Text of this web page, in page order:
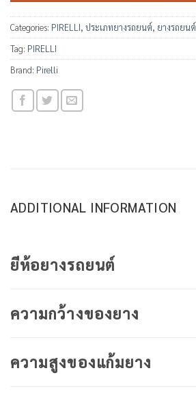
Categories: PIRELLI, ประเภทยางรถยนต์, ยางรถยนต์
Tag: PIRELLI
Brand: Pirelli
ADDITIONAL INFORMATION
ยีห้อยางรถยนต์
ความกว้างของยาง
ความสูงของแก้มยาง